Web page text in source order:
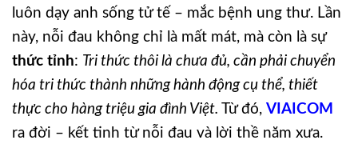
luôn dạy anh sống tử tế – mắc bệnh ung thư. Lần
này, nỗi đau không chỉ là mất mát, mà còn là sự
thức tỉnh: Tri thức thôi là chưa đủ, cần phải chuyển
hóa tri thức thành những hành động cụ thể, thiết
thực cho hàng triệu gia đình Việt. Từ đó, VIAICOM
ra đời – kết tinh từ nỗi đau và lời thề năm xưa.